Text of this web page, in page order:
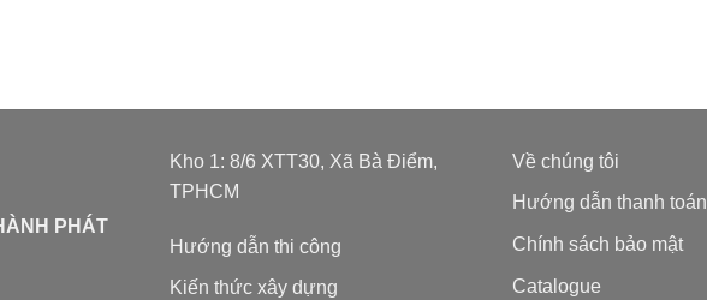
PHÁT
Kho 1: 8/6 XTT30, Xã Bà Điểm,
TPHCM
Hướng dẫn thi công
Kiến thức xây dựng
Về chúng tôi
Hướng dẫn thanh toán
Chính sách bảo mật
Catalogue